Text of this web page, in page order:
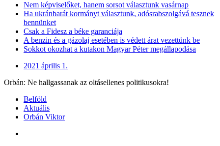
Nem képviselőket, hanem sorsot választunk vasárnap
Ha ukránbarát kormányt választunk, adósrabszolgává tesznek
bennünket
Csak a Fidesz a béke garanciája
A benzin és a gázolaj esetében is védett árat vezettünk be
Sokkot okozhat a kutakon Magyar Péter megállapodása
2021 április 1.
Orbán: Ne hallgassanak az oltásellenes politikusokra!
Belföld
Aktuális
Orbán Viktor